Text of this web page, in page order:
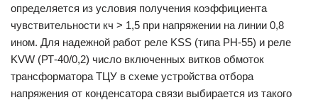
определяется из условия получения коэффициента
чувствительности кч > 1,5 при напряжении на линии 0,8
ином. Для надежной работ реле KSS (типа РН-55) и реле
KVW (РТ-40/0,2) число включенных витков обмоток
трансформатора ТЦУ в схеме устройства отбора
напряжения от конденсатора связи выбирается из такого